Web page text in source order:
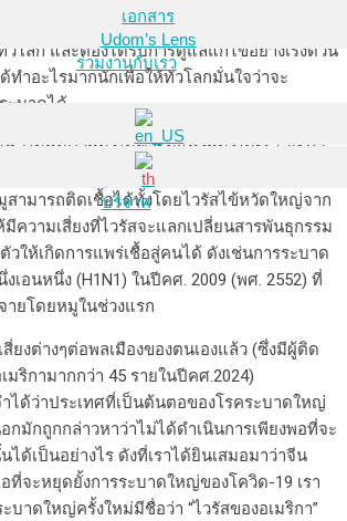
เอกสาร
Udom’s Lens
ร่วมงานกับเรา
บริจาค
วบคุมเอชห้าเอนหนึ่งในปศุสัตว์ของอเมริกา
โลก และต้องได้รับการดูแลแก้ไขอย่างเร่งด่วน
ทำอะไรมากนักเพื่อให้ทั่วโลกมั่นใจว่าจะ
ะบาดได้
ชื้อในหมูตัวหนึ่งในฟาร์มแห่งหนึ่งในรัฐโอเรกอ
เป็นพิเศษเนื่องจากหมูถือเป็น “ชามผสม” ของ
ามารถติดเชื้อได้ทั้งโดยไวรัสไข้หวัดใหญ่จาก
ความเสี่ยงที่ไวรัสจะแลกเปลี่ยนสารพันธุกรรม
วให้เกิดการแพร่เชื้อสู่คนได้ ดังเช่นการระบาด
เอนหนึ่ง (H1N1) ในปีคศ. 2009 (พศ. 2552) ที่
ายโดยหมูในช่วงแรก
ยงต่างๆต่อพลเมืองของตนเองแล้ว (ซึ่งมีผู้ติด
มริกามากกว่า 45 รายในปีคศ.2024)
ำได้ว่าประเทศที่เป็นต้นตอของโรคระบาดใหญ่
กมักถูกกล่าวหาว่าไม่ได้ดำเนินการเพียงพอที่จะ
ด้เป็นอย่างไร ดังที่เราได้ยินเสมอมาว่าจีน
ที่จะหยุดยั้งการระบาดใหญ่ของโควิด-19 เรา
บาดใหญ่ครั้งใหม่มีชื่อว่า “ไวรัสของอเมริกา”